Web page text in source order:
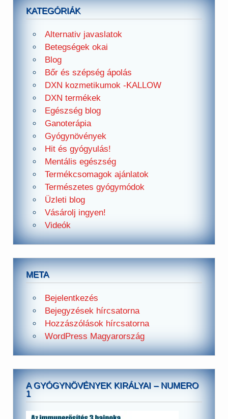
KATEGÓRIÁK
Alternativ javaslatok
Betegségek okai
Blog
Bőr és szépség ápolás
DXN kozmetikumok -KALLOW
DXN termékek
Egészség blog
Ganoterápia
Gyógynövények
Hit és gyógyulás!
Mentális egészség
Termékcsomagok ajánlatok
Természetes gyógymódok
Üzleti blog
Vásárolj ingyen!
Videók
META
Bejelentkezés
Bejegyzések hírcsatorna
Hozzászólások hírcsatorna
WordPress Magyarország
A GYÓGYNÖVÉNYEK KIRÁLYAI – NUMERO
1